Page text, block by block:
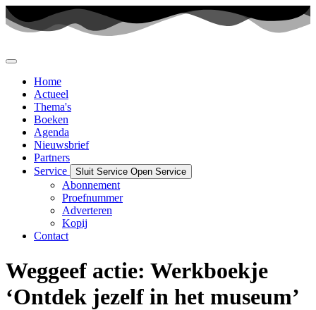
Ga
naar
Home
Actueel
Thema's
Boeken
Agenda
Nieuwsbrief
Partners
Service
Sluit Service Open Service
Abonnement
Proefnummer
Adverteren
Kopij
Contact
Weggeef actie: Werkboekje
‘Ontdek jezelf in het museum’